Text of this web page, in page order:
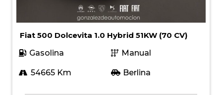
Fiat 500 Dolcevita 1.0 Hybrid 51KW (70 CV)
Gasolina
Manual
54665 Km Berlina